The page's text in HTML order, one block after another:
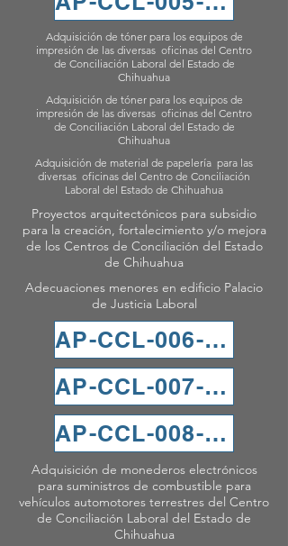
Adquisición de tóner para los equipos de
impresión de las diversas oficinas del Centro
de Conciliación Laboral del Estado de
Chihuahua
Adquisición de tóner para los equipos de
impresión de las diversas oficinas del Centro
de Conciliación Laboral del Estado de
Chihuahua
Adquisición de material de papelería para las
diversas oficinas del Centro de Conciliación
Laboral del Estado de Chihuahua
Proyectos arquitectónicos para subsidio
para la creación, fortalecimiento y/o mejora
de los Centros de Conciliación del Estado
de Chihuahua
Adecuaciones menores en edificio Palacio
de Justicia Laboral
AP-CCL-006-2024
AP-CCL-007-2024
AP-CCL-008-2024
Adquisición de monederos electrónicos
para suministros de combustible para
vehículos automotores terrestres del Centro
de Conciliación Laboral del Estado de
Chihuahua